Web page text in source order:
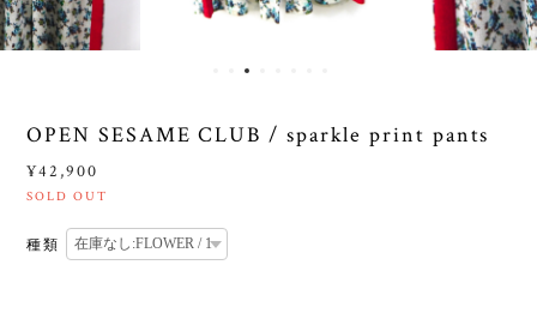
OPEN SESAME CLUB / sparkle print pants
¥42,900
SOLD OUT
種類